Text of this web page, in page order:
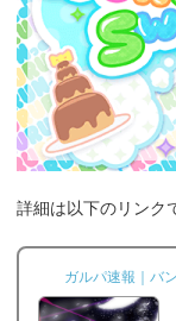
詳細は以下のリンク
ガルパ速報｜バ